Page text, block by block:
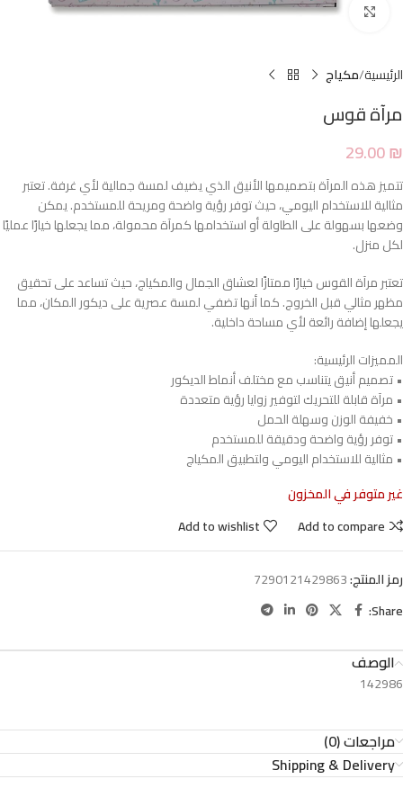
Click to enlarge
الرئيسية مكياج
مرآة قوس
29.00₪
تتميز هذه المرآة بتصميمها الأنيق الذي يضيف لمسة جمالية لأي غرفة. تعتبر
مثالية للاستخدام اليومي، حيث توفر رؤية واضحة ومريحة للمستخدم. يمكن
وضعها بسهولة على الطاولة أو استخدامها كمرآة محمولة، مما يجعلها خيارًا عمليًا
لكل منزل.
تعتبر مرآة القوس خيارًا ممتازًا لعشاق الجمال والمكياج، حيث تساعد على تحقيق
مظهر مثالي قبل الخروج. كما أنها تضفي لمسة عصرية على ديكور المكان، مما
يجعلها إضافة رائعة لأي مساحة داخلية.
المميزات الرئيسية:
• تصميم أنيق يتناسب مع مختلف أنماط الديكور
• مرآة قابلة للتحريك لتوفير زوايا رؤية متعددة
• خفيفة الوزن وسهلة الحمل
• توفر رؤية واضحة ودقيقة للمستخدم
• مثالية للاستخدام اليومي ولتطبيق المكياج
غير متوفر في المخزون
Add to compare
Add to wishlist
رمز المنتج:7290121429863
Share:
الوصف
142986
مراجعات (0)
Shipping & Delivery